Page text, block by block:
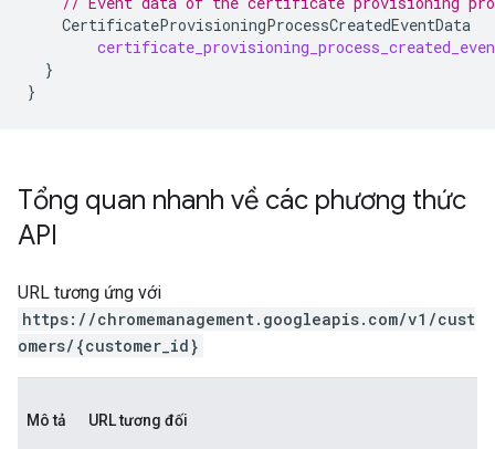
CertificateProvisioningProcessCreatedEventData
}
}
Tổng quan nhanh về các phương thức
API
URL tương ứng với
https://chromemanagement.googleapis.com/v1/cust
omers/{customer_id}
Mô tả URL tương đối